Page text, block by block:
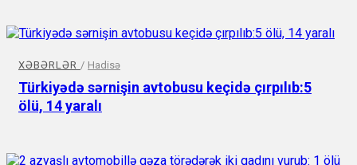
XƏBƏRLƏR / Hadisə
Türkiyədə sərnişin avtobusu keçidə çırpılıb:5
ölü, 14 yaralı